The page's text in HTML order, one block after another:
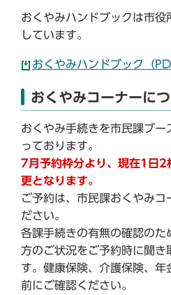
おくやみハンドブックは市
しています。
おくやみハンドブック（
おくやみコーナーに
おくやみ手続きを市民課ブ
っております。
7月予約枠分より、現在1日2
更となります。
ご予約は、市民課おくやみコ
ださい。
各課手続きの有無の確認のた
方のご状況をご予約時に聞き
す。健康保険、介護保険、
前にご確認ください。